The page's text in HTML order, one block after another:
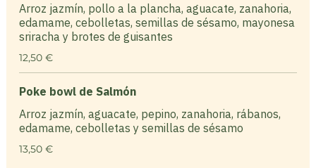
Arroz jazmín, pollo a la plancha, aguacate, zanahoria,
edamame, cebolletas, semillas de sésamo, mayonesa
sriracha y brotes de guisantes
12,50 €
Poke bowl de Salmón
Arroz jazmín, aguacate, pepino, zanahoria, rábanos,
edamame, cebolletas y semillas de sésamo
13,50 €